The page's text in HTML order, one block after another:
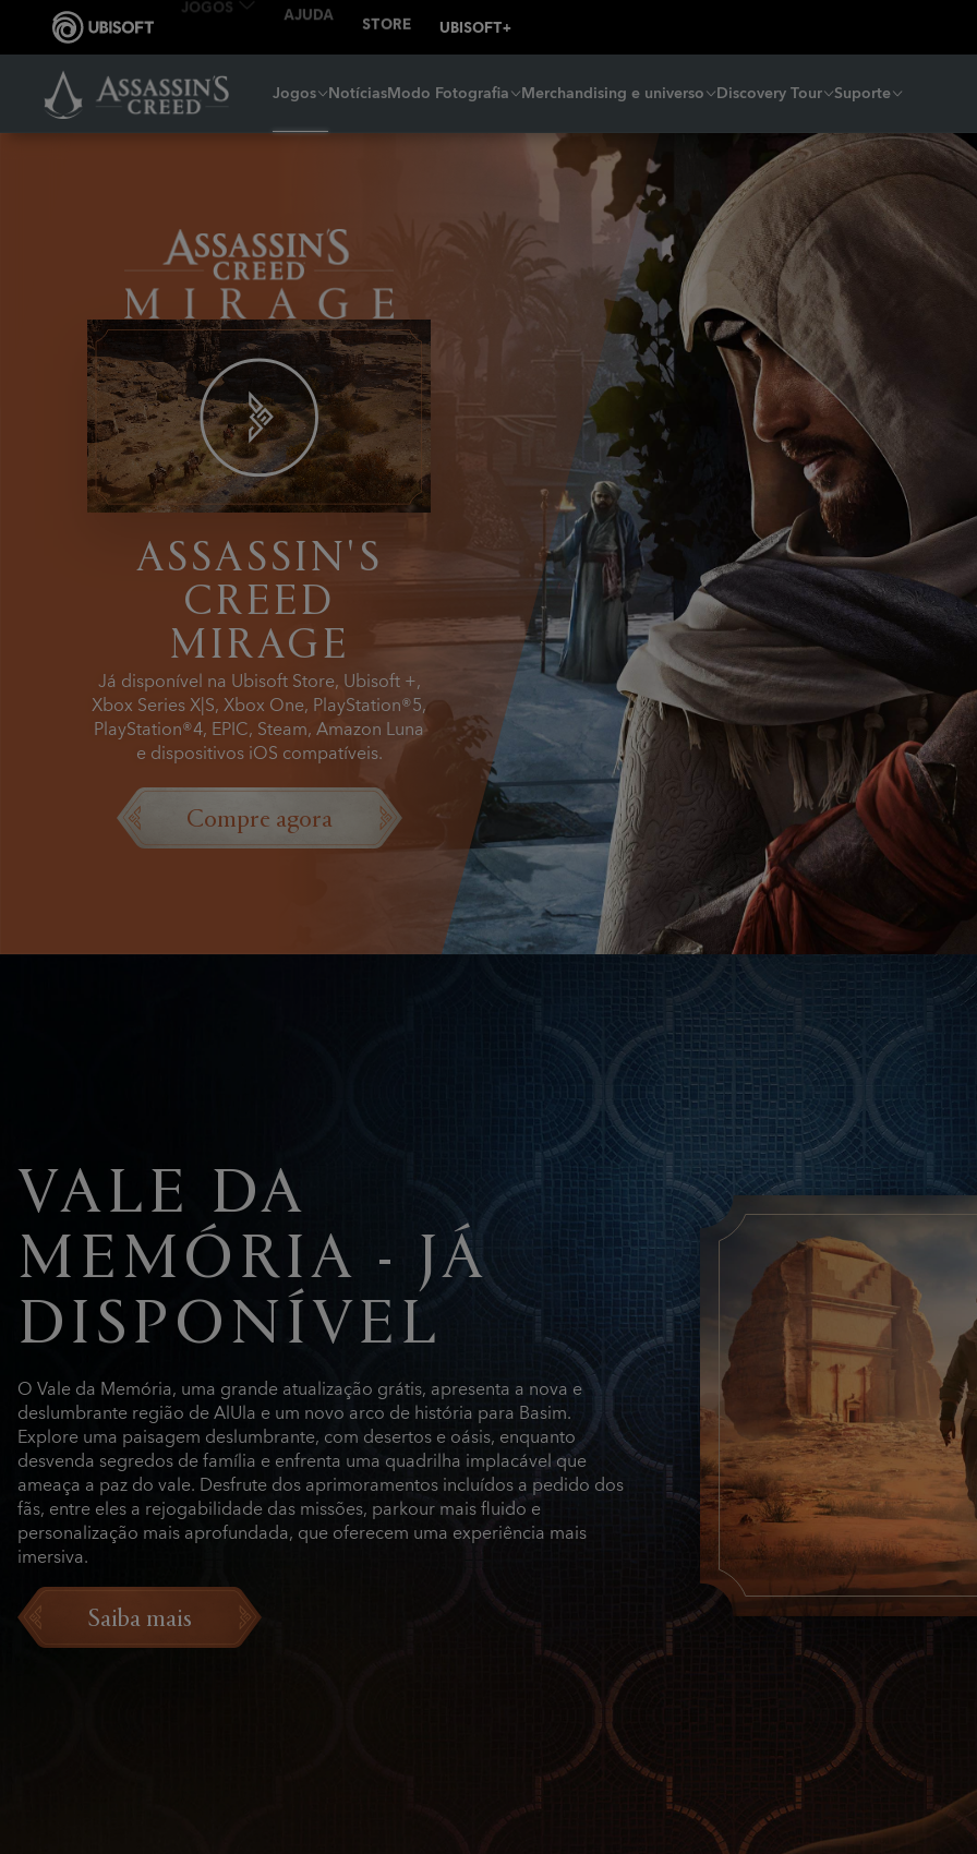
Jogos NotíciasModo Fotografia Merchandising e universo Discovery Tour Suporte
ASSASSIN'S
CREED
MIRAGE
Já disponível na Ubisoft Store, Ubisoft +,
Xbox Series X|S, Xbox One, PlayStation®5,
PlayStation®4, EPIC, Steam, Amazon Luna
e dispositivos iOS compatíveis.
Compre agora
VALE DA
MEMÓRIA - JÁ
DISPONÍVEL
O Vale da Memória, uma grande atualização grátis, apresenta a nova e
deslumbrante região de AlUla e um novo arco de história para Basim.
Explore uma paisagem deslumbrante, com desertos e oásis, enquanto
desvenda segredos de família e enfrenta uma quadrilha implacável que
ameaça a paz do vale. Desfrute dos aprimoramentos incluídos a pedido dos
fãs, entre eles a rejogabilidade das missões, parkour mais fluido e
personalização mais aprofundada, que oferecem uma experiência mais
imersiva.
Saiba mais